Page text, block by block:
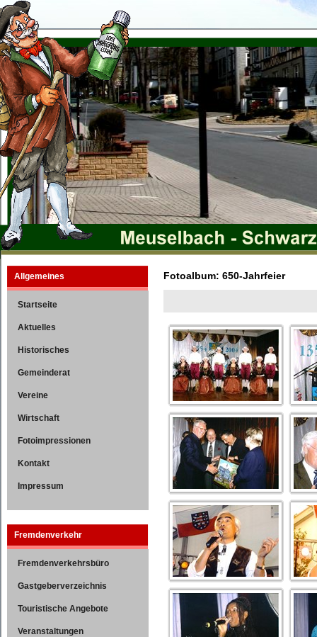
Fotoalbum: 650-Jahrfeier
Allgemeines
Startseite
Aktuelles
Historisches
Gemeinderat
Vereine
Wirtschaft
Fotoimpressionen
Kontakt
Impressum
Fremdenverkehr
Fremdenverkehrsbüro
Gastgeberverzeichnis
Touristische Angebote
Veranstaltungen